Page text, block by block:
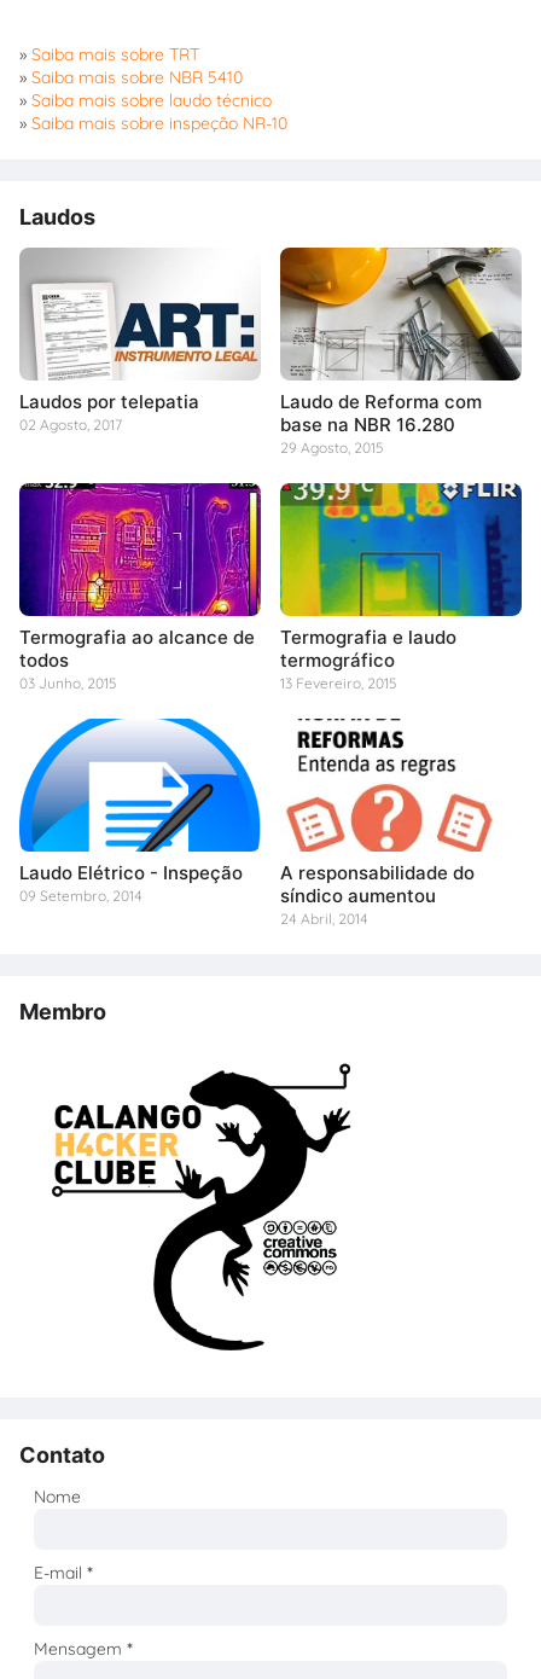
» Saiba mais sobre TRT
» Saiba mais sobre NBR 5410
» Saiba mais sobre laudo técnico
» Saiba mais sobre inspeção NR-10
Laudos
Laudos por telepatia
02 Agosto, 2017
Laudo de Reforma com
base na NBR 16.280
29 Agosto, 2015
Termografia ao alcance de
todos
03 Junho, 2015
Termografia e laudo
termográfico
13 Fevereiro, 2015
Laudo Elétrico - Inspeção
09 Setembro, 2014
A responsabilidade do
síndico aumentou
24 Abril, 2014
Membro
Contato
Nome
E-mail*
Mensagem*